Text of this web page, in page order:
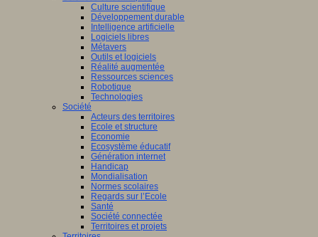
Culture scientifique
Développement durable
Intelligence artificielle
Logiciels libres
Métavers
Outils et logiciels
Réalité augmentée
Ressources sciences
Robotique
Technologies
Société
Acteurs des territoires
Ecole et structure
Economie
Ecosystème éducatif
Génération internet
Handicap
Mondialisation
Normes scolaires
Regards sur l’Ecole
Santé
Société connectée
Territoires et projets